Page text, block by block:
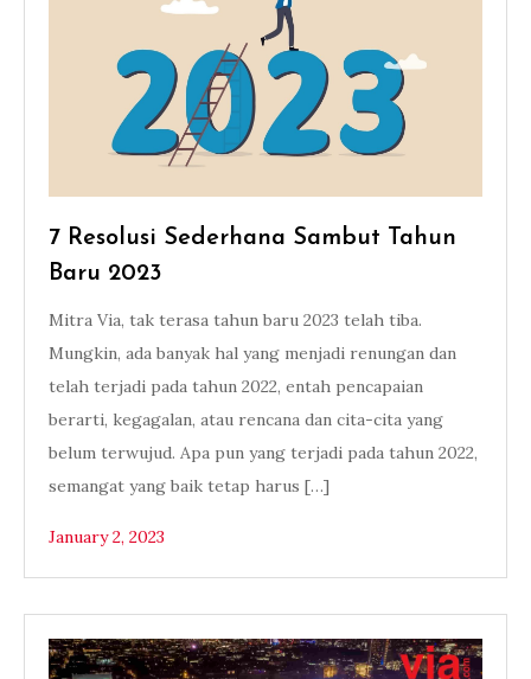
7 Resolusi Sederhana Sambut Tahun
Baru 2023
Mitra Via, tak terasa tahun baru 2023 telah tiba.
Mungkin, ada banyak hal yang menjadi renungan dan
telah terjadi pada tahun 2022, entah pencapaian
berarti, kegagalan, atau rencana dan cita-cita yang
belum terwujud. Apa pun yang terjadi pada tahun 2022,
semangat yang baik tetap harus […]
January 2, 2023